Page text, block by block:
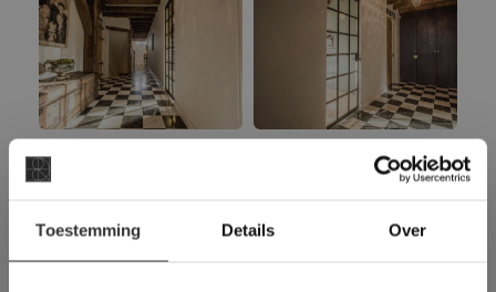
Toestemming Details Over
Deze website maakt
gebruik van cookies.